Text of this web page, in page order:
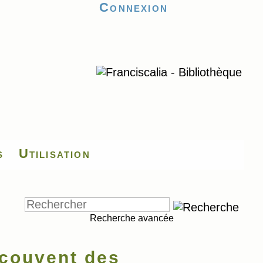
Connexion
Utilisation
Recherche avancée
des